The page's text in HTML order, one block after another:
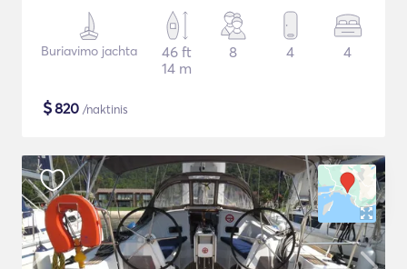
Buriavimo jachta
46 ft
14 m
8 4 4
$820 /naktinis